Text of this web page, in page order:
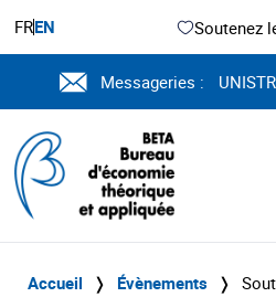
FREN Soutenez
Messageries :
Accueil ❭ Évènements ❭